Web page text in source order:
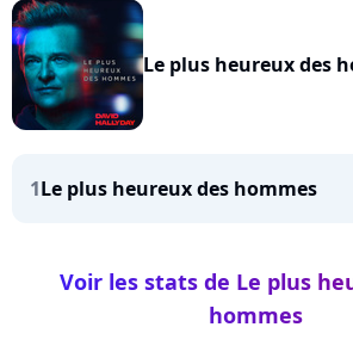
Le plus heureux des
1Le plus heureux des hommes
Voir les stats de Le plus
hommes